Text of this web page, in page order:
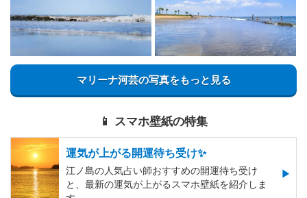
マリーナ河芸の写真をもっと見る
📱 スマホ壁紙の特集
運気が上がる開運待ち受け✨
江ノ島の人気占い師おすすめの開運待ち受け
と、最新の運気が上がるスマホ壁紙を紹介しま